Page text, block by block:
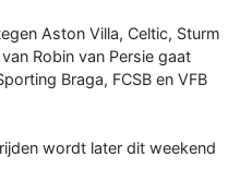
Aston Villa, Celtic, Sturm
Robin van Persie gaat
Braga, FCSB en VFB
wordt later dit weekend